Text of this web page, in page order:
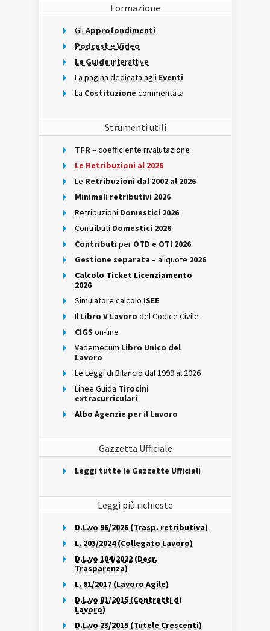
Formazione
Gli Approfondimenti
Podcast e Video
Le Guide interattive
La pagina dedicata agli Eventi
La Costituzione commentata
Strumenti utili
TFR– coefficiente rivalutazione
Le Retribuzioni al 2026
Le Retribuzioni dal 2002 al 2026
Minimali retributivi 2026
Retribuzioni Domestici 2026
Contributi Domestici 2026
Contributi per OTD e OTI 2026
Gestione separata – aliquote 2026
Calcolo Ticket Licenziamento
2026
Simulatore calcolo ISEE
Il Libro V Lavoro del Codice Civile
CIGS on-line
Vademecum Libro Unico del
Lavoro
Le Leggi di Bilancio dal 1999 al 2026
Linee Guida Tirocini
extracurriculari
Albo Agenzie per il Lavoro
Gazzetta Ufficiale
Leggi tutte le Gazzette Ufficiali
Leggi più richieste
D.L.vo 96/2026 (Trasp. retributiva)
L. 203/2024 (Collegato Lavoro)
D.L.vo 104/2022 (Decr.
Trasparenza)
L. 81/2017 (Lavoro Agile)
D.L.vo 81/2015 (Contratti di
Lavoro)
D.L.vo 23/2015 (Tutele Crescenti)